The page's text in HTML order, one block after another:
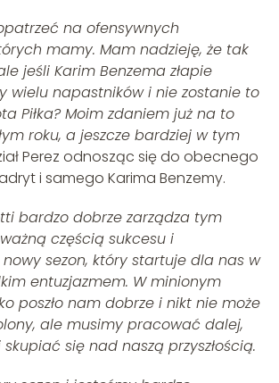
na ofensywnych
mamy. Mam nadzieję, że tak
jeśli Karim Benzema złapie
wielu napastników i nie zostanie to
Piłka? Moim zdaniem już na to
roku, a jeszcze bardziej w tym
Perez odnosząc się do obecnego
i samego Karima Benzemy.
bardzo dobrze zarządza tym
częścią sukcesu i
sezon, który startuje dla nas w
entuzjazmem. W minionym
poszło nam dobrze i nikt nie może
ale musimy pracować dalej,
się nad naszą przyszłością.